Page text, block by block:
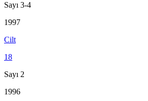
Sayı 3-4
1997
Cilt
18
Sayı 2
1996